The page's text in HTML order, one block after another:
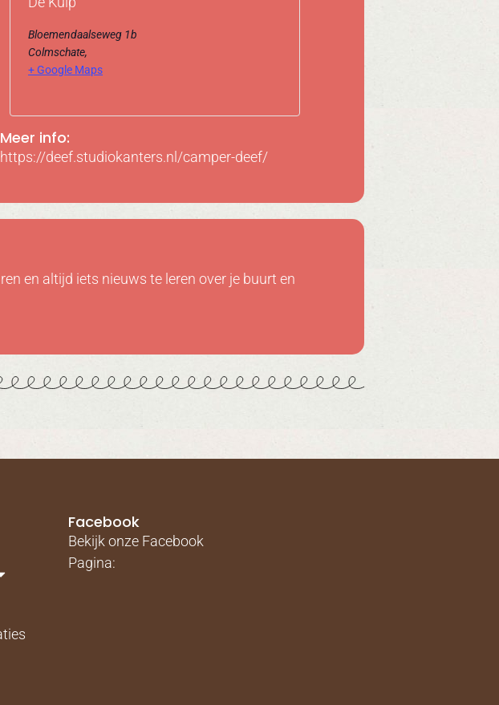
Bloemendaalseweg 1b
Colmschate,
+ Google Maps
Meer info:
https://deef.studiokanters.nl/camper-deef/
en altijd iets nieuws te leren over je buurt en
Facebook
Bekijk onze Facebook
Pagina: